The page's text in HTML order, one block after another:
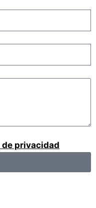
privacidad